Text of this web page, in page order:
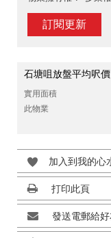
訂閱更新
石塘咀放盤平均呎價
實用面積
此物業
加入到我的心
打印此頁
發送電郵給